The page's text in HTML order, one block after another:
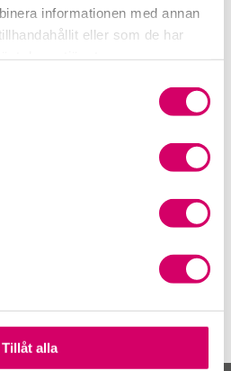
informationen med annan
eller som de har
Tillåt alla
Srf Partners
utbildningsleverantörer